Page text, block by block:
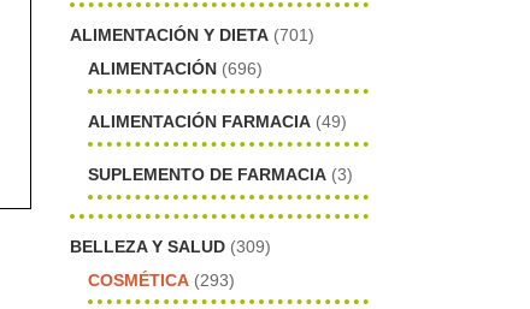
ALIMENTACIÓN Y DIETA (701)
ALIMENTACIÓN (696)
ALIMENTACIÓN FARMACIA (49)
SUPLEMENTO DE FARMACIA (3)
BELLEZA Y SALUD (309)
COSMÉTICA (293)